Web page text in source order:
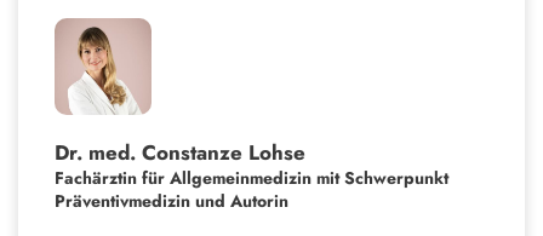
Dr. med. Constanze Lohse
Fachärztin für Allgemeinmedizin mit Schwerpunkt
Präventivmedizin und Autorin